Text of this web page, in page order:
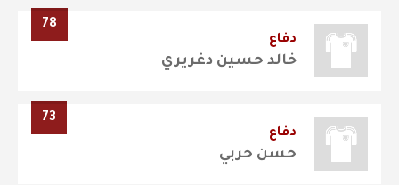
78
دفاع
خالد حسين دغريري
73
دفاع
حسن حربي